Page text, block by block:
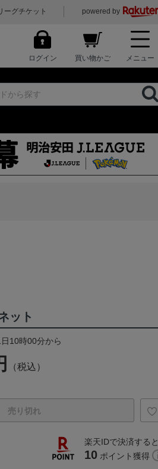
ーグチケット powered by
ログイン 買い物かご メニュー
ット
10時00分から
（税込）
売り切れ
楽天IDで決済すると
10 ポイント獲得